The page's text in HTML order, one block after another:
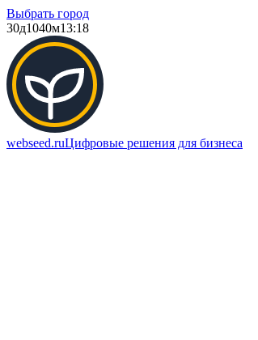
Выбрать город
30д1040м13:18
webseed.ruЦифровые решения для бизнеса